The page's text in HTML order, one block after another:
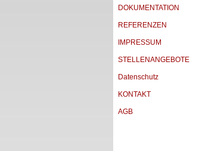
DOKUMENTATION
REFERENZEN
IMPRESSUM
STELLENANGEBOTE
Datenschutz
KONTAKT
AGB